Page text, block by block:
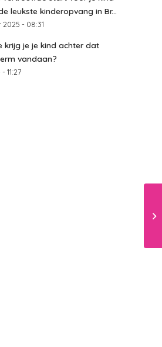
leukste kinderopvang in Br...
- 08:31
krijg je je kind achter dat
vandaan?
11:27